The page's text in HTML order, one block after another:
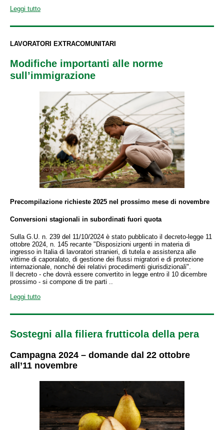
Leggi tutto
LAVORATORI EXTRACOMUNITARI
Modifiche importanti alle norme
sull’immigrazione
Precompilazione richieste 2025 nel prossimo mese di novembre
Conversioni stagionali in subordinati fuori quota
Sulla G.U. n. 239 del 11/10/2024 è stato pubblicato il decreto-legge 11
ottobre 2024, n. 145 recante "Disposizioni urgenti in materia di
ingresso in Italia di lavoratori stranieri, di tutela e assistenza alle
vittime di caporalato, di gestione dei flussi migratori e di protezione
internazionale, nonché dei relativi procedimenti giurisdizionali".
Il decreto - che dovrà essere convertito in legge entro il 10 dicembre
prossimo - si compone di tre parti ..
Leggi tutto
Sostegni alla filiera frutticola della pera
Campagna 2024 – domande dal 22 ottobre
all’11 novembre